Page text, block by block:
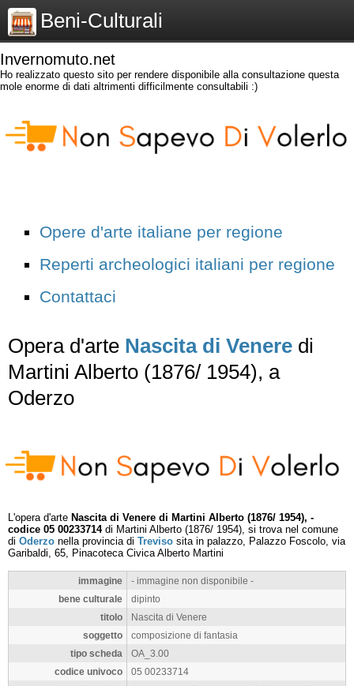
Beni-Culturali
Invernomuto.net
Ho realizzato questo sito per rendere disponibile alla consultazione questa
mole enorme di dati altrimenti difficilmente consultabili :)
Opere d'arte italiane per regione
Reperti archeologici italiani per regione
Contattaci
Opera d'arte Nascita di Venere di
Martini Alberto (1876/ 1954), a
Oderzo
L'opera d'arte Nascita di Venere di Martini Alberto (1876/ 1954), -
codice 05 00233714di Martini Alberto (1876/ 1954), si trova nel comune
di Oderzo nella provincia di Treviso sita in palazzo, Palazzo Foscolo, via
Garibaldi, 65, Pinacoteca Civica Alberto Martini
immagine
- immagine non disponibile -
bene culturale
dipinto
titolo
Nascita di Venere
soggetto
composizione di fantasia
tipo scheda
OA_3.00
codice univoco
05 00233714